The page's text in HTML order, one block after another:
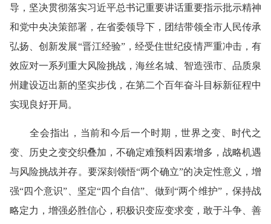
导，坚决贯彻落实习近平总书记重要讲话重要指示批示精神
和党中央决策部署，在省委领导下，团结带领全市人民传承
弘扬、创新发展“晋江经验”，经受住世纪疫情严重冲击，有
效应对一系列重大风险挑战，海丝名城、智造强市、品质泉
州建设迈出新的坚实步伐，在第二个百年奋斗目标新征程中
实现良好开局。
全会指出，当前和今后一个时期，世界之变、时代之
变、历史之变交织叠加，不确定难预料因素增多，战略机遇
与风险挑战并存。要深刻领悟“两个确立”的决定性意义，增
强“四个意识”、坚定“四个自信”、做到“两个维护”，保持战
略定力，增强必胜信心，积极识变应变求变，敢于斗争、善